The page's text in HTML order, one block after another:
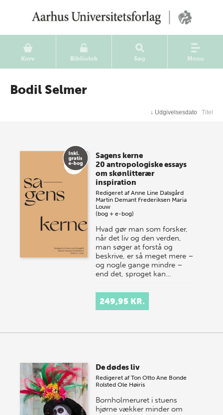
Kurv Bibliotek Søg Menu
Bodil Selmer
↓ Udgivelsesdato Titel
Sagens kerne
20 antropologiske essays
om skønlitterær
inspiration
Redigeret afAnne Line Dalsgård
Martin Demant Frederiksen Maria
Louw
(bog + e-bog)
Hvad gør man som forsker,
når det liv og den verden,
man søger at forstå og
beskrive, er så meget mere –
og nogle gange mindre –
end det, sproget kan…
249,95 KR.
De dødes liv
Redigeret afTon Otto Ane Bonde
Rolsted Ole Høiris
Bornholmeruret i stuens
hjørne vækker minder om